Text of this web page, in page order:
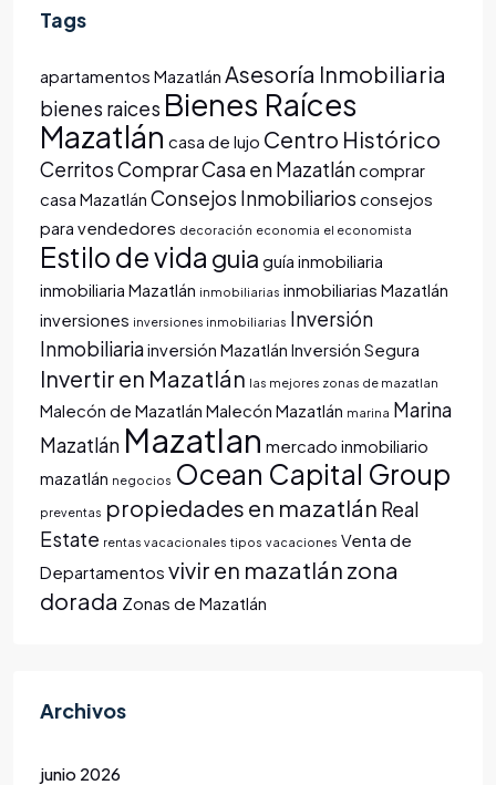
Tags
apartamentos Mazatlán Asesoría Inmobiliaria
bienes raices Bienes Raíces
Mazatlán casa de lujo Centro Histórico
CerritosComprar Casa en Mazatláncomprar
casa Mazatlán Consejos Inmobiliarios consejos
para vendedores decoración economia el economista
Estilo de vida guia guía inmobiliaria
inmobiliaria Mazatlán inmobiliarias inmobiliarias Mazatlán
inversiones inversiones inmobiliarias Inversión
Inmobiliariainversión Mazatlán Inversión Segura
Invertir en Mazatlán las mejores zonas de mazatlan
Malecón de Mazatlán Malecón Mazatlán marina Marina
Mazatlán Mazatlan mercado inmobiliario
mazatlán negocios Ocean Capital Group
preventas propiedades en mazatlán Real
Estate rentas vacacionales tipos vacaciones Venta de
Departamentos vivir en mazatlán zona
dorada Zonas de Mazatlán
Archivos
junio 2026